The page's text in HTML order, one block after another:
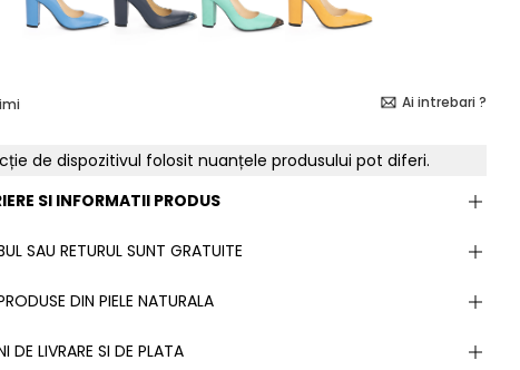
Ai intrebari ?
de dispozitivul folosit nuanțele produsului pot diferi.
SI INFORMATII PRODUS
SAU RETURUL SUNT GRATUITE
DIN PIELE NATURALA
DE LIVRARE SI DE PLATA